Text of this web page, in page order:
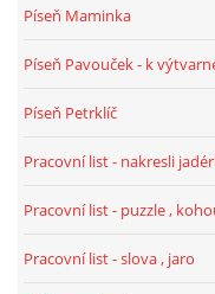
Píseň Maminka
Píseň Pavouček - k
Píseň Petrklíč
Pracovní list - nakresli
Pracovní list - puzzle ,
Pracovní list - slova , jaro